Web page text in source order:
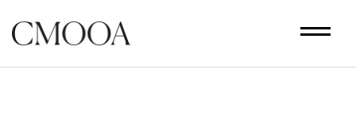
contenu
principal